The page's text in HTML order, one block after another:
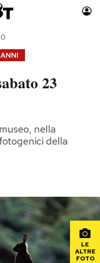
Moda
Storie/Idee
Ok Boomer!
Mondiali calcio 2026
23
nella
della
LE
ALTRE
FOTO